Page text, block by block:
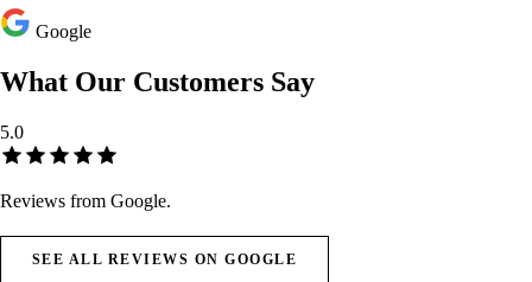
Google
What Our Customers Say
5.0
Reviews from Google.
SEE ALL REVIEWS ON GOOGLE